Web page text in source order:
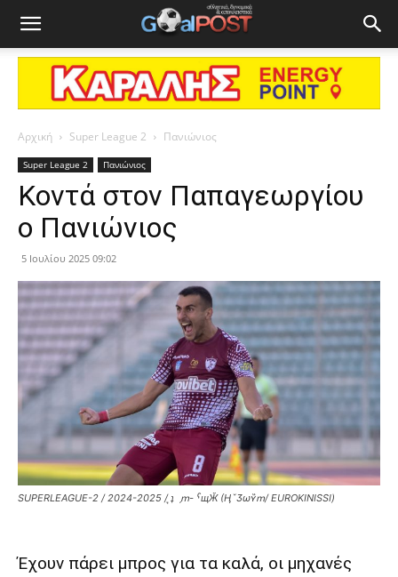
Αρχική Super League 2 Πανιώνιος
Super League 2 Πανιώνιος
Κοντά στον Παπαγεωργίου
ο Πανιώνιος
5 Ιουλίου 2025 09:02
SUPERLEAGUE-2 / 2024-2025 / ͉ʇ ˏՠ- ˁщӁ (ӉˇӠωʏ͏̏ՠ/ EUROKINISSI)
Έχουν πάρει μπρος για τα καλά, οι μηχανές